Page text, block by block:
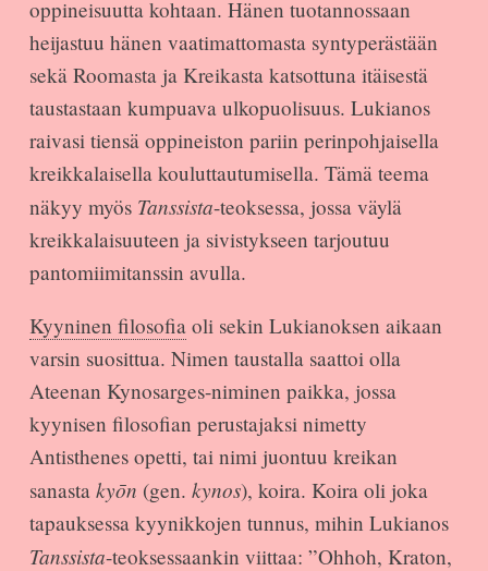
oppineisuutta kohtaan. Hänen tuotannossaan
heijastuu hänen vaatimattomasta syntyperästään
sekä Roomasta ja Kreikasta katsottuna itäisestä
taustastaan kumpuava ulkopuolisuus. Lukianos
raivasi tiensä oppineiston pariin perinpohjaisella
kreikkalaisella kouluttautumisella. Tämä teema
näkyy myös Tanssista-teoksessa, jossa väylä
kreikkalaisuuteen ja sivistykseen tarjoutuu
pantomiimitanssin avulla.
Kyyninen filosofiaoli sekin Lukianoksen aikaan
varsin suosittua. Nimen taustalla saattoi olla
Ateenan Kynosarges-niminen paikka, jossa
kyynisen filosofian perustajaksi nimetty
Antisthenes opetti, tai nimi juontuu kreikan
sanasta kyōn (gen. kynos), koira. Koira oli joka
tapauksessa kyynikkojen tunnus, mihin Lukianos
Tanssista-teoksessaankin viittaa: ”Ohhoh, Kraton,